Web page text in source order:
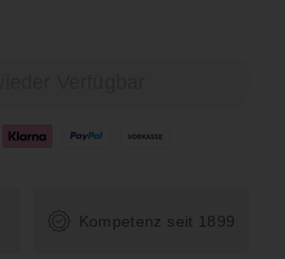
Kompetenz seit 1899